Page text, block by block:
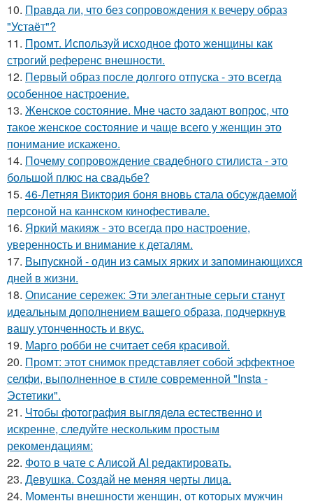
10. Правда ли, что без сопровождения к вечеру образ
"Устаёт"?
11. Промт. Используй исходное фото женщины как
строгий референс внешности.
12. Первый образ после долгого отпуска - это всегда
особенное настроение.
13. Женское состояние. Мне часто задают вопрос, что
такое женское состояние и чаще всего у женщин это
понимание искажено.
14. Почему сопровождение свадебного стилиста - это
большой плюс на свадьбе?
15. 46-Летняя Виктория боня вновь стала обсуждаемой
персоной на каннском кинофестивале.
16. Яркий макияж - это всегда про настроение,
уверенность и внимание к деталям.
17. Выпускной - один из самых ярких и запоминающихся
дней в жизни.
18. Описание сережек: Эти элегантные серьги станут
идеальным дополнением вашего образа, подчеркнув
вашу утонченность и вкус.
19. Марго робби не считает себя красивой.
20. Промт: этот снимок представляет собой эффектное
селфи, выполненное в стиле современной "Insta -
Эстетики".
21. Чтобы фотография выглядела естественно и
искренне, следуйте нескольким простым
рекомендациям:
22. Фото в чате с Алисой AI редактировать.
23. Девушка. Создай не меняя черты лица.
24. Моменты внешности женщин, от которых мужчин